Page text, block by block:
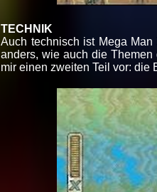
TECHNIK
Auch technisch ist Mega
anders, wie auch die
mir einen zweiten Teil vor: die